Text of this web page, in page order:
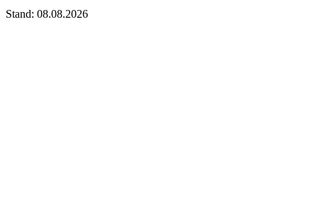
Stand: 08.08.2026